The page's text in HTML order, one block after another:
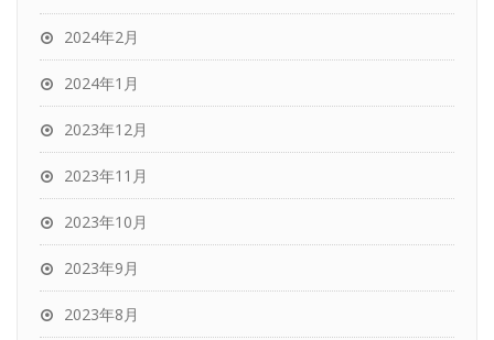
2024年2月
2024年1月
2023年12月
2023年11月
2023年10月
2023年9月
2023年8月